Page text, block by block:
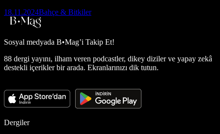
18.11.2024Bahçe & Bitkiler
Sosyal medyada B•Mag’i Takip Et!
88 dergi yayını, ilham veren podcastler, dikey diziler ve yapay zekâ
destekli içerikler bir arada. Ekranlarınızı dik tutun.
Dergiler